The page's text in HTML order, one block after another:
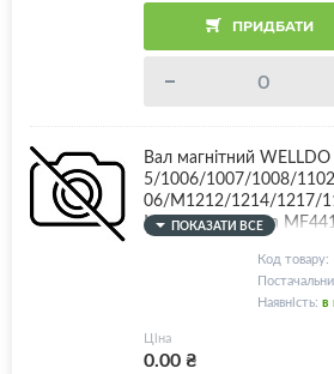
ПРИДБАТИ
Вал магнітний
5/1006/1007/1008/
06/M1212/1214/1217/
M125/127/Canon
570/4580/4730/4750/
10/3020/3100/3250/
A/CB436A/CE278A/
25/726/728, Strandart,
ПОКАЗАТИ ВСЕ
Код товару:
Наявність: в
Ціна
0.00₴